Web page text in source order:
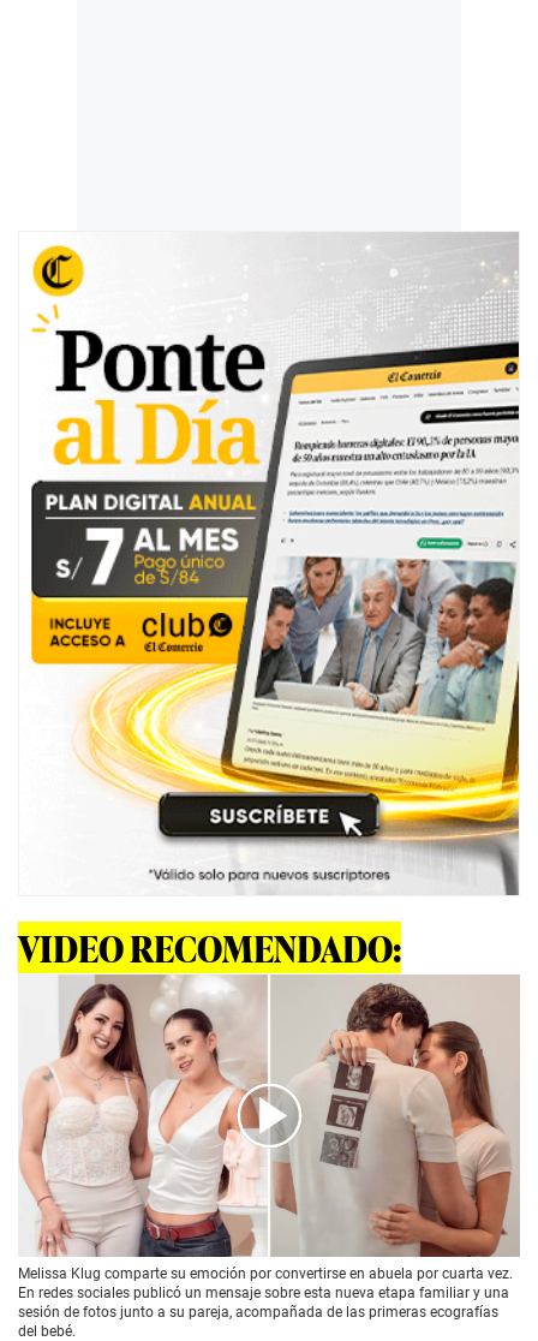
VIDEO RECOMENDADO:
00:00/01:22
Melissa Klug comparte su emoción por convertirse en abuela por cuarta vez.
En redes sociales publicó un mensaje sobre esta nueva etapa familiar y una
sesión de fotos junto a su pareja, acompañada de las primeras ecografías
del bebé.